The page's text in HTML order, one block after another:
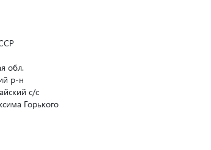
обл.
р-н
с/с
Горького